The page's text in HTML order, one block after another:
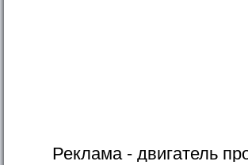
Реклама - двигатель